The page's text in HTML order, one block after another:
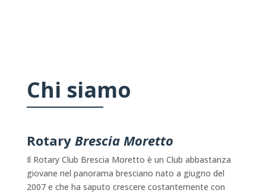
Chi siamo
Rotary Brescia Moretto
Il Rotary Club Brescia Moretto è un Club abbastanza
giovane nel panorama bresciano nato a giugno del
2007 e che ha saputo crescere costantemente con